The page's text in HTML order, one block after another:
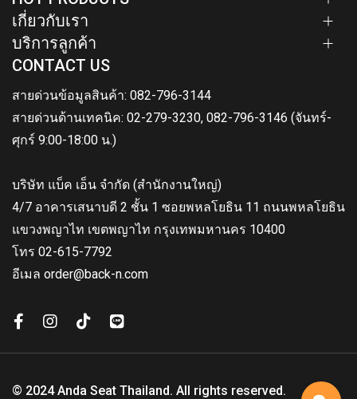
เกี่ยวกับเรา
บริการลูกค้า
CONTACT US
สายด่วนข้อมูลสินค้า: 082-796-3144
สายด่วนด้านเทคนิค: 02-279-3230, 082-796-3146 (จันทร์-
ศุกร์ 9:00-18:00 น.)
บริษัท แบ็ค เอ็น จำกัด (สำนักงานใหญ่)
4/7 อาคารเสนาบดี 2 ชั้น 1 ซอยพหลโยธิน 11 ถนนพหลโยธิน
แขวงพญาไท เขตพญาไท กรุงเทพมหานคร 10400
โทร 02-615-7792
อีเมล order@back-n.com
© 2024 Anda Seat Thailand. All rights reserved.